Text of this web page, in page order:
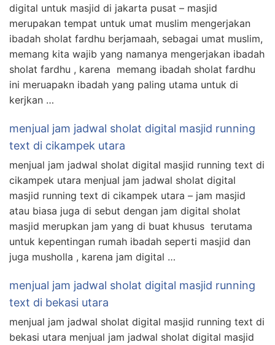
digital untuk masjid di jakarta pusat – masjid
merupakan tempat untuk umat muslim mengerjakan
ibadah sholat fardhu berjamaah, sebagai umat muslim,
memang kita wajib yang namanya mengerjakan ibadah
sholat fardhu , karena memang ibadah sholat fardhu
ini meruapakn ibadah yang paling utama untuk di
kerjkan …
menjual jam jadwal sholat digital masjid running
text di cikampek utara
menjual jam jadwal sholat digital masjid running text di
cikampek utara menjual jam jadwal sholat digital
masjid running text di cikampek utara – jam masjid
atau biasa juga di sebut dengan jam digital sholat
masjid merupkan jam yang di buat khusus terutama
untuk kepentingan rumah ibadah seperti masjid dan
juga musholla , karena jam digital …
menjual jam jadwal sholat digital masjid running
text di bekasi utara
menjual jam jadwal sholat digital masjid running text di
bekasi utara menjual jam jadwal sholat digital masjid